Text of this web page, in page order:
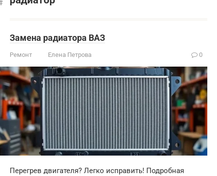
Замена радиатора ВАЗ
Ремонт Елена Петрова 0
Перегрев двигателя? Легко исправить! Подробная